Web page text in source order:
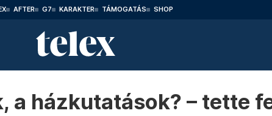
AFTER G7 KARAKTER TÁMOGATÁS SHOP
a házkutatások? – tette